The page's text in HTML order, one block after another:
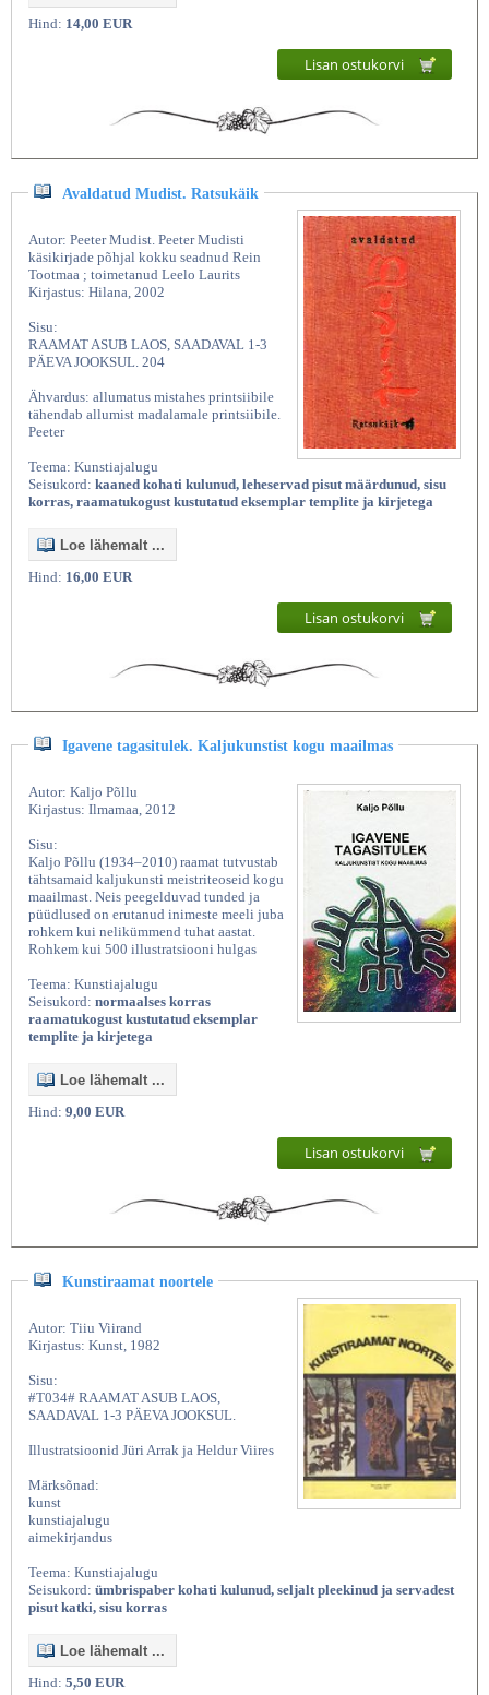
Hind: 14,00 EUR
Lisan ostukorvi
Avaldatud Mudist. Ratsukäik
Autor: Peeter Mudist. Peeter Mudisti
käsikirjade põhjal kokku seadnud Rein
Tootmaa ; toimetanud Leelo Laurits
Kirjastus: Hilana, 2002
Sisu:
RAAMAT ASUB LAOS, SAADAVAL 1-3
PÄEVA JOOKSUL. 204
Ähvardus: allumatus mistahes printsiibile
tähendab allumist madalamale printsiibile.
Peeter
Teema: Kunstiajalugu
Seisukord: kaaned kohati kulunud, leheservad pisut määrdunud, sisu
korras, raamatukogust kustutatud eksemplar templite ja kirjetega
Loe lähemalt ...
Hind: 16,00 EUR
Lisan ostukorvi
Igavene tagasitulek. Kaljukunstist kogu maailmas
Autor: Kaljo Põllu
Kirjastus: Ilmamaa, 2012
Sisu:
Kaljo Põllu (1934–2010) raamat tutvustab
tähtsamaid kaljukunsti meistriteoseid kogu
maailmast. Neis peegelduvad tunded ja
püüdlused on erutanud inimeste meeli juba
rohkem kui nelikümmend tuhat aastat.
Rohkem kui 500 illustratsiooni hulgas
Teema: Kunstiajalugu
Seisukord: normaalses korras
raamatukogust kustutatud eksemplar
templite ja kirjetega
Loe lähemalt ...
Hind: 9,00 EUR
Lisan ostukorvi
Kunstiraamat noortele
Autor: Tiiu Viirand
Kirjastus: Kunst, 1982
Sisu:
#T034# RAAMAT ASUB LAOS,
SAADAVAL 1-3 PÄEVA JOOKSUL.
Illustratsioonid Jüri Arrak ja Heldur Viires
Märksõnad:
kunst
kunstiajalugu
aimekirjandus
Teema: Kunstiajalugu
Seisukord: ümbrispaber kohati kulunud, seljalt pleekinud ja servadest
pisut katki, sisu korras
Loe lähemalt ...
Hind: 5,50 EUR